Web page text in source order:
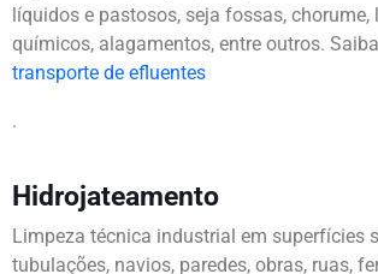
líquidos e pastosos, seja fossas,
químicos, alagamentos, entre outros.
transporte de efluentes
.
Hidrojateamento
Limpeza técnica industrial em superfícies
tubulações, navios, paredes, obras, ruas,